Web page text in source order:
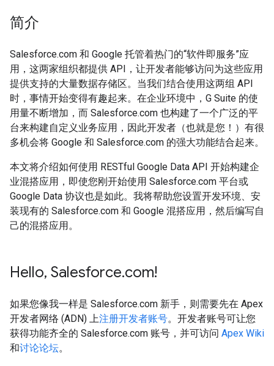
简介
Salesforce.com 和 Google 托管着热门的“软件即服务”应
用，这两家组织都提供 API，让开发者能够访问为这些应用
提供支持的大量数据存储区。当我们结合使用这两组 API
时，事情开始变得有趣起来。在企业环境中，G Suite 的使
用量不断增加，而 Salesforce.com 也构建了一个广泛的平
台来构建自定义业务应用，因此开发者（也就是您！）有很
多机会将 Google 和 Salesforce.com 的强大功能结合起来。
本文将介绍如何使用 RESTful Google Data API 开始构建企
业混搭应用，即使您刚开始使用 Salesforce.com 平台或
Google Data 协议也是如此。我将帮助您设置开发环境、安
装现有的 Salesforce.com 和 Google 混搭应用，然后编写自
己的混搭应用。
Hello, Salesforce.com!
如果您像我一样是 Salesforce.com 新手，则需要先在 Apex
开发者网络 (ADN) 上注册开发者账号。开发者账号可让您
获得功能齐全的 Salesforce.com 账号，并可访问 Apex Wiki
和讨论论坛。